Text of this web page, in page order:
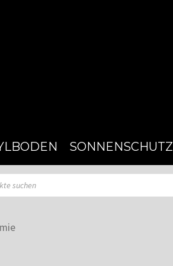
SONNENSCHUTZ